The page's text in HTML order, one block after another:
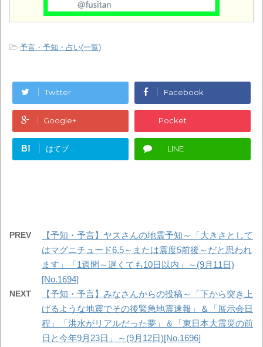
-予言・予知・占い(一覧)
Twitter Facebook
Google+ Pocket
B! はてブ LINE
PREV
【予知・予言】ヤスさんの地震予知～「大きさとして
はマグニチュード6.5～または震度5前後～だと思われ
ます」「1週間～遅くても10日以内」～(9月11日)
[No.1694]
NEXT
【予知・予言】みなさんからの投稿～「下から突き上
げるような地震でその後緊急地震速報」＆「展示会日
程」「洪水がリアルだった夢」＆「東日本大震災の前
日と今年9月23日」～(9月12日)[No.1696]